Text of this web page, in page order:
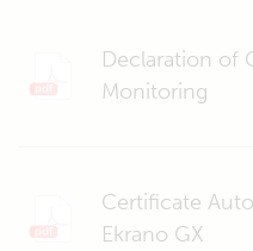
Declaration of
Monitoring
Certificate
Ekrano GX